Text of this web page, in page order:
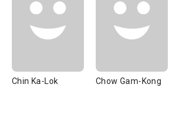
Chin Ka-Lok Chow Gam-Kong